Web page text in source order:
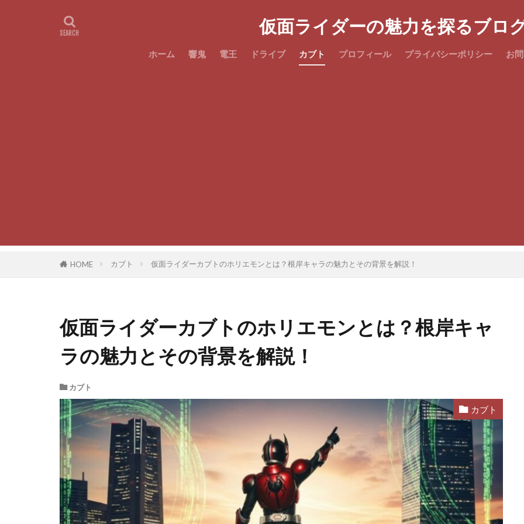
仮面ライダーの魅力を探るブロ
ホーム 響鬼 電王 ドライブ カブト プロフィール プライバシーポリシー お
HOME カブト 仮面ライダーカブトのホリエモンとは？根岸キャラの魅力とその背景を解説！
仮面ライダーカブトのホリエモンとは？根岸キャ
ラの魅力とその背景を解説！
カブト
カブト